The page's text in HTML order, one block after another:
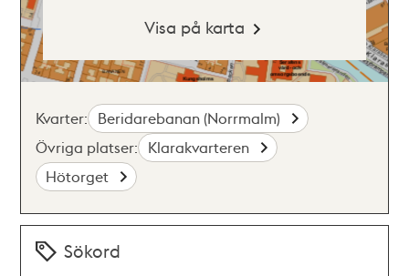
Visa på karta
Kvarter: Beridarebanan (Norrmalm)
Övriga platser: Klarakvarteren
Hötorget
Sökord